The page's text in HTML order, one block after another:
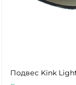
Подвес Kink